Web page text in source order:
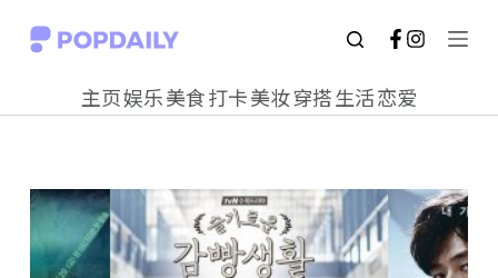
S
o
c
主页娱乐美食打卡美妆穿搭生活恋爱